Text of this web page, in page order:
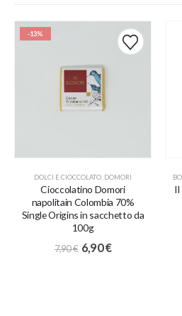
-13%
DOLCI E CIOCCOLATO DOMORI
Cioccolatino Domori
napolitain Colombia 70%
Single Origins in sacchetto da
100g
7,90€ 6,90€
Il